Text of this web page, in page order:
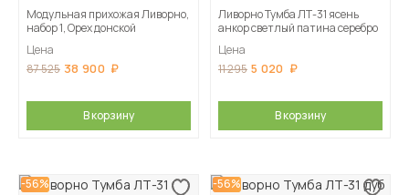
Модульная прихожая Ливорно,
набор 1, Орех донской
Цена
87 525 38 900
В корзину
Ливорно Тумба ЛТ-31 ясень
анкор светлый патина серебро
Цена
11 295 5 020
В корзину
-56% -56%